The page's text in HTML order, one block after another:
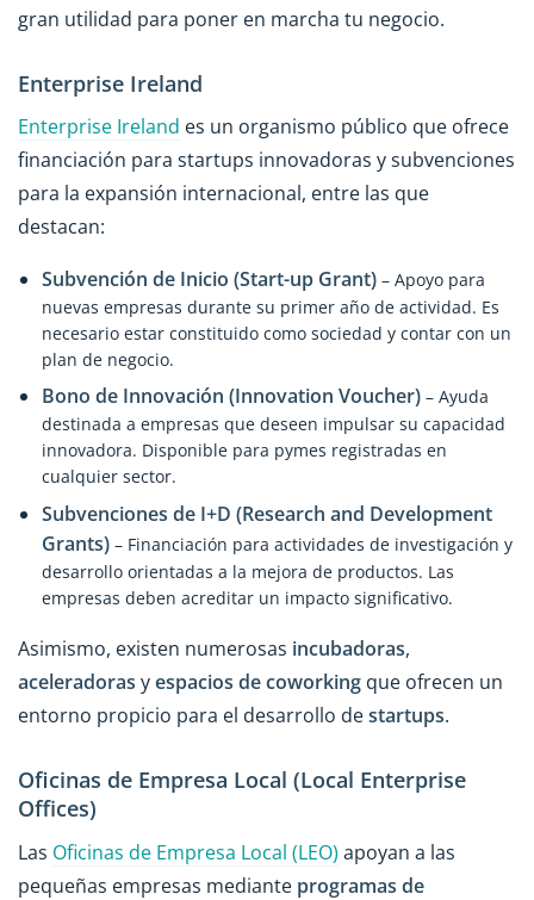
gran utilidad para poner en marcha tu negocio.
Enterprise Ireland
Enterprise Ireland es un organismo público que ofrece
financiación para startups innovadoras y subvenciones
para la expansión internacional, entre las que
destacan:
Subvención de Inicio (Start-up Grant) – Apoyo para
nuevas empresas durante su primer año de actividad. Es
necesario estar constituido como sociedad y contar con un
plan de negocio.
Bono de Innovación (Innovation Voucher) – Ayuda
destinada a empresas que deseen impulsar su capacidad
innovadora. Disponible para pymes registradas en
cualquier sector.
Subvenciones de I+D (Research and Development
Grants) – Financiación para actividades de investigación y
desarrollo orientadas a la mejora de productos. Las
empresas deben acreditar un impacto significativo.
Asimismo, existen numerosas incubadoras,
aceleradoras yespacios de coworking que ofrecen un
entorno propicio para el desarrollo destartups.
Oficinas de Empresa Local (Local Enterprise
Offices)
Las Oficinas de Empresa Local (LEO) apoyan a las
pequeñas empresas mediante programas de